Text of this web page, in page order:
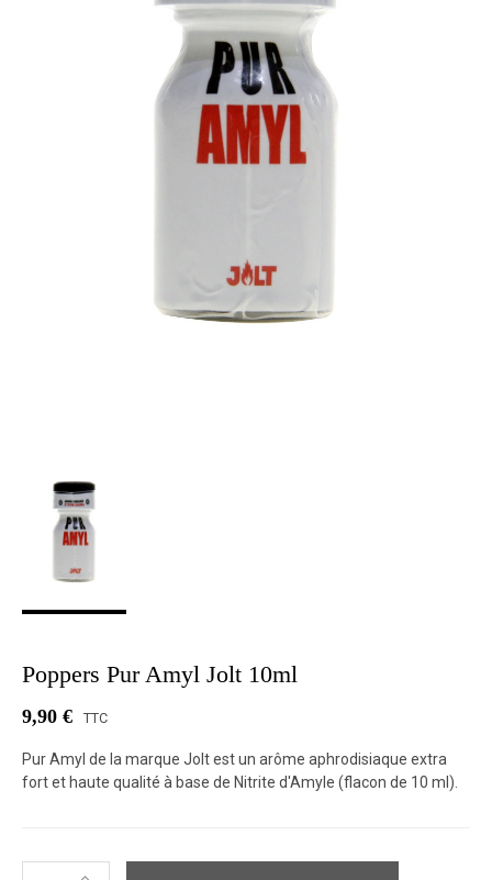
Poppers Pur Amyl Jolt 10ml
9,90 € TTC
Pur Amyl de la marque Jolt est un arôme aphrodisiaque extra
fort et haute qualité à base de Nitrite d'Amyle (flacon de 10 ml).